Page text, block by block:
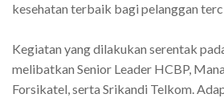
kesehatan terbaik bagi pelanggan
Kegiatan yang dilakukan serentak
melibatkan Senior Leader HCBP,
Forsikatel, serta Srikandi Telkom.